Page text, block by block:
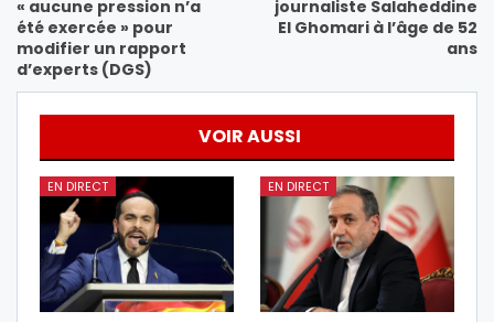
« aucune pression n’a
été exercée » pour
modifier un rapport
d’experts (DGS)
journaliste Salaheddine
El Ghomari à l’âge de 52
ans
VOIR AUSSI
EN DIRECT EN DIRECT